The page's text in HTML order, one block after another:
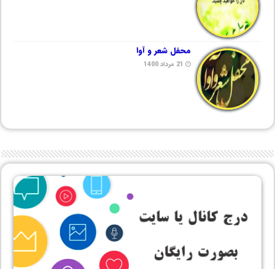
محفل شعر و آوا
21 مرداد 1400